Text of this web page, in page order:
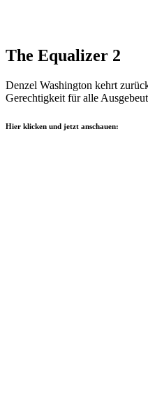
The Equalizer 2
Denzel Washington kehrt
Gerechtigkeit für alle
Hier klicken und jetzt anschauen: